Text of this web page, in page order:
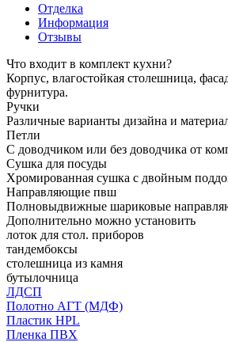
Отделка
Информация
Отзывы
Что входит в комплект кухни?
Корпус, влагостойкая столешница,
фурнитура.
Ручки
Различные варианты дизайна и
Петли
С доводчиком или без доводчика от
Сушка для посуды
Хромированная сушка с двойным
Направляющие пвш
Полновыдвижные шариковые
Дополнительно можно установить
лоток для стол. приборов
тандембоксы
столешница из камня
бутылочница
ЛДСП
Полотно АГТ (МДФ)
Пластик HPL
Пленка ПВХ